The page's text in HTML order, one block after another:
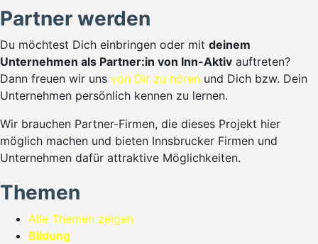
Partner werden
Du möchtest Dich einbringen oder mit deinem
Unternehmen als Partner:in von Inn-Aktiv auftreten?
Dann freuen wir uns von Dir zu hören und Dich bzw. Dein
Unternehmen persönlich kennen zu lernen.
Wir brauchen Partner-Firmen, die dieses Projekt hier
möglich machen und bieten Innsbrucker Firmen und
Unternehmen dafür attraktive Möglichkeiten.
Themen
Alle Themen zeigen
Bildung